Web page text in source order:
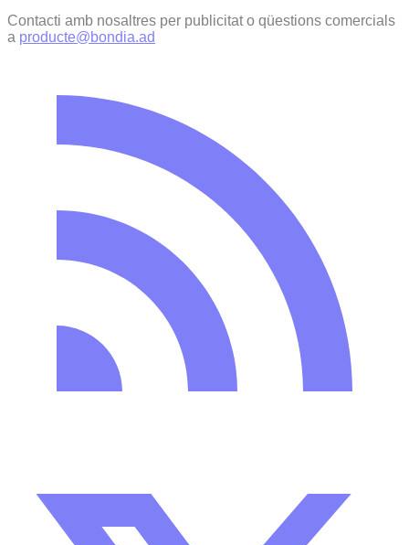
Contacti amb nosaltres per publicitat o qüestions comercials
a producte@bondia.ad